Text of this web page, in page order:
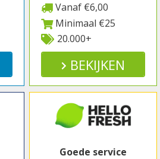
Vanaf €6,00
Minimaal €25
20.000+
BEKIJKEN
Goede service